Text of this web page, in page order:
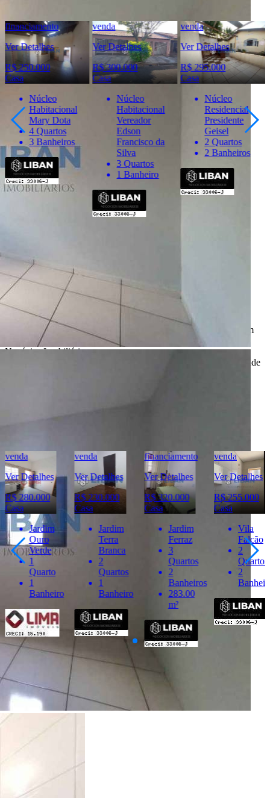
financiamento
Ver Detalhes
R$ 250.000
Casa
Núcleo
Habitacional
Mary Dota
4 Quartos
3 Banheiros
venda
Ver Detalhes
R$ 300.000
Casa
Núcleo
Habitacional
Vereador
Edson
Francisco da
Silva
3 Quartos
1 Banheiro
venda
Ver Detalhes
R$ 295.000
Casa
Núcleo
Residencial
Presidente
Geisel
2 Quartos
2 Banheiros
* Valores, disponibilidade e demais informações estão sujeitas à
alterações. SEMPRE consulte o anunciante sobre as condições e
informações atualizadas do imóvel anunciado.
O
Portal Casa Bauru, incluindo todos seus colaboradores, não
realizam qualquer intermediação e não participam de nenhuma
negociação dos imóveis anunciados.
Todas as informações e imagens deste anúncio fazem parte de um
anúncio publicitário e foram fornecidas pelo anunciante Liban -
Negócios Imobiliários.
não tem controle e não garante a veracidade
venda
Ver Detalhes
R$ 230.000
Casa
Jardim
Terra
Branca
2
Quartos
1
Banheiro
financiamento
Ver Detalhes
R$ 320.000
Casa
Jardim
Ferraz
3
Quartos
2
Banheiros
283.00
venda
Ver Detalhes
R$ 255.000
Casa
Vila
Falcão
2
Quartos
2
Banheiros
venda
Ver Detalhes
R$ 210.000
Casa
Jardim
Vânia
Maria
3
Quartos
2
Últimos Imóveis Visitados
venda
Ver Detalhes
Vila Lemos
2 Quartos
1 Banheiro